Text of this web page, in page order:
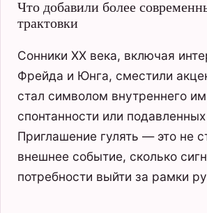
Что добавили более
трактовки
Сонники XX века, включая
Фрейда и Юнга, сместили
стал символом внутреннего
спонтанности или
Приглашение гулять — это не
внешнее событие, сколько
потребности выйти за рамки